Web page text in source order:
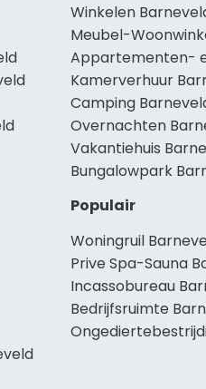
Winkelen
Meubel-
Appartementen-
Kamerverhuur
Camping
Overnachten
Vakantiehuis
Bungalowpark
Populair
Woningruil
Prive Spa-Sauna
Incassobureau
Bedrijfsruimte